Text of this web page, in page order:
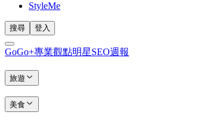
StyleMe
搜尋 登入
GoGo+專業觀點明星SEO週報
旅遊
美食